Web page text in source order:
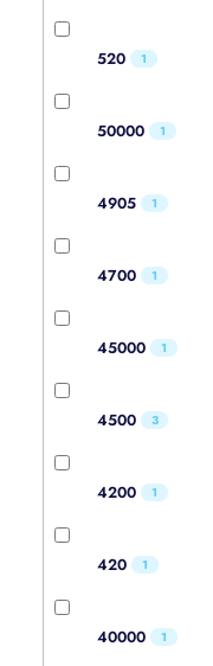
520 1
50000 1
4905 1
4700 1
45000 1
4500 3
4200 1
420 1
40000 1